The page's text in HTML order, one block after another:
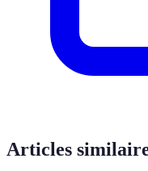
Articles